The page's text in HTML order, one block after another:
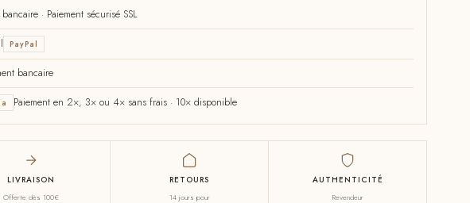
· Paiement sécurisé SSL
PayPal
bancaire
Paiement en 2×, 3× ou 4× sans frais · 10× disponible
LIVRAISON
Offerte dès 100€
RETOURS
14 jours pour
AUTHENTICITÉ
Revendeur